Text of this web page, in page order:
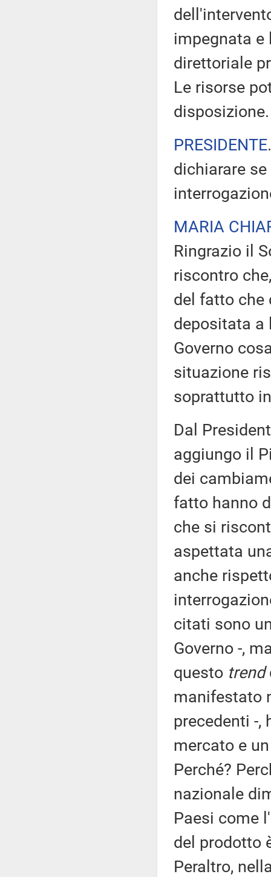
impegnata
direttoriale
Le risorse
disposizione.
PRESIDENTE
dichiarare
MARIA
Ringrazio il
riscontro
del fatto che
depositata a
Governo
situazione
soprattutto
Dal
aggiungo il
dei
fatto hanno
che si
aspettata
anche
citati sono
Governo -,
questo trend
manifestato
precedenti -,
mercato e
Perché?
nazionale
Paesi come
del prodotto
Peraltro,